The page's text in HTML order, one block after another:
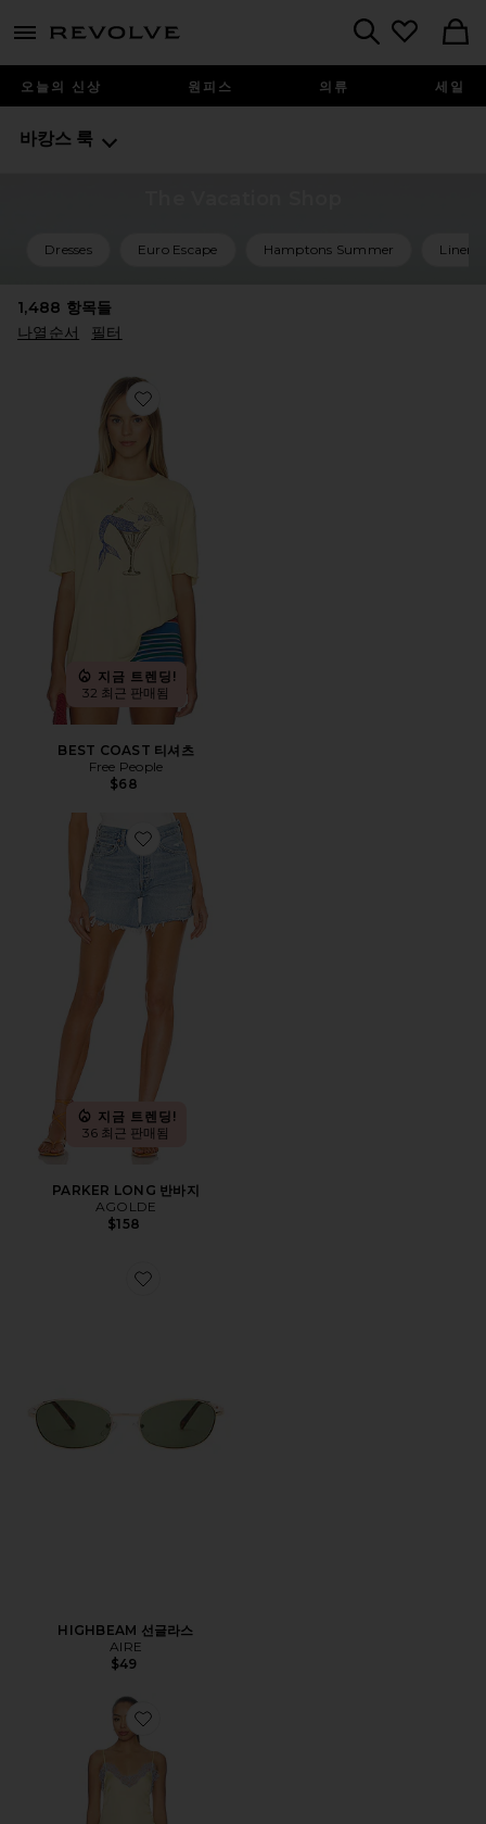
menu - shows more content
오늘의 신상 원피스 의류 세일
바캉스 룩
Dresses Euro Escape Hamptons Summer Linen
1,488 항목들
나열순서
필터
Favorite BEST COAST 티셔츠
지금 트렌딩!
32 최근 판매됨
BEST COAST 티셔츠
Free People
$68
Favorite PARKER LONG 반바지
지금 트렌딩!
36 최근 판매됨
PARKER LONG 반바지
AGOLDE
$158
Favorite HIGHBEAM 선글라스
HIGHBEAM 선글라스
AIRE
$49
Favorite KOMAL 원피스